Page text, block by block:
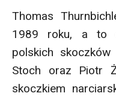
Thomas
1989 roku, a to
polskich
Stoch oraz Piotr
skoczkiem